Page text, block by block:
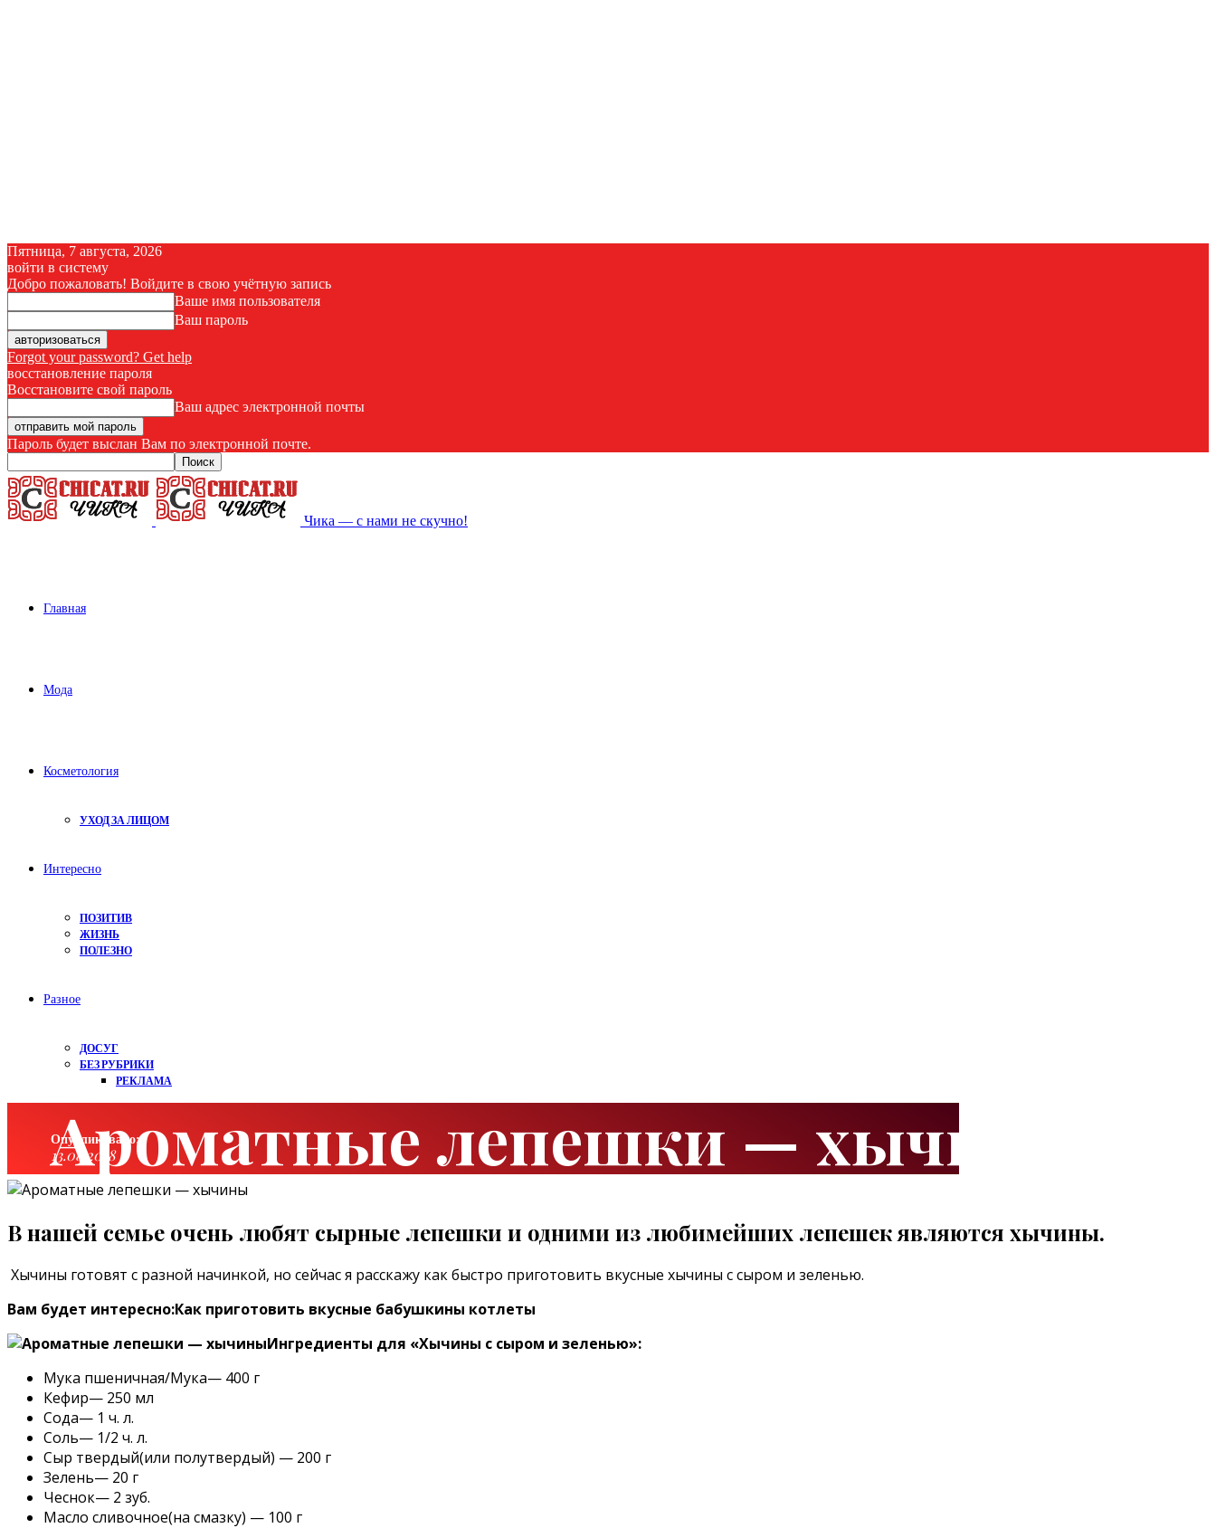
Пятница, 7 августа, 2026
войти в систему
Добро пожаловать! Войдите в свою учётную запись
Ваше имя пользователя
Ваш пароль
Forgot your password? Get help
восстановление пароля
Восстановите свой пароль
Ваш адрес электронной почты
Пароль будет выслан Вам по электронной почте.
Чика — с нами не скучно!
Главная
Мода
Косметология
УХОД ЗА ЛИЦОМ
Интересно
ПОЗИТИВ
ЖИЗНЬ
ПОЛЕЗНО
Разное
ДОСУГ
БЕЗ РУБРИКИ
РЕКЛАМА
Ароматные лепешки — хычины
Опубликовано:
13.08.2018
Категория:
В нашей семье очень любят сырные лепешки и одними из любимейших лепешек являются хычины.
Хычины готовят с разной начинкой, но сейчас я расскажу как быстро приготовить вкусные хычины с сыром и зеленью.
Вам будет интересно:Как приготовить вкусные бабушкины котлеты
Ингредиенты для «Хычины с сыром и зеленью»:
Мука пшеничная/Мука— 400 г
Кефир— 250 мл
Сода— 1 ч. л.
Соль— 1/2 ч. л.
Сыр твердый(или полутвердый) — 200 г
Зелень— 20 г
Чеснок— 2 зуб.
Масло сливочное(на смазку) — 100 г